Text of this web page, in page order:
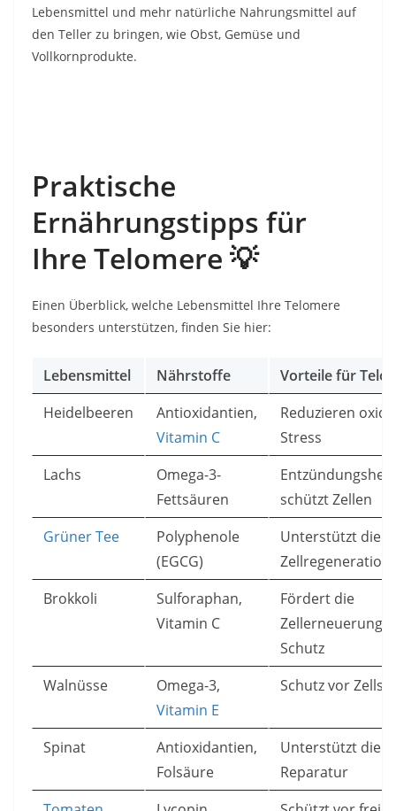
Lebensmittel und mehr natürliche Nahrungsmittel auf
den Teller zu bringen, wie Obst, Gemüse und
Vollkornprodukte.
Praktische
Ernährungstipps für
Ihre Telomere 💡
Einen Überblick, welche Lebensmittel Ihre Telomere
besonders unterstützen, finden Sie hier:
Lebensmittel Nährstoffe
Vorteile für
Heidelbeeren
Antioxidantien,
Vitamin C
Reduzieren
Stress
Lachs
Omega-3-
Fettsäuren
schützt Zellen
Grüner Tee
Polyphenole
(EGCG)
Unterstützt die
Zellregeneration
Brokkoli
Sulforaphan,
Vitamin C
Fördert die
Zellerneuerung
Schutz
Walnüsse
Omega-3,
Vitamin E
Schutz vor
Spinat
Antioxidantien,
Folsäure
Unterstützt die
Reparatur